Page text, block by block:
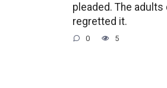
pleaded. The adults
regretted it.
0 5